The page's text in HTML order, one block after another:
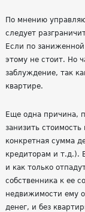
По мнению
следует
Если по
этому не стоит. Но
заблуждение, так
квартире.
Еще одна причина,
занизить
конкретная сумма
кредиторам и т.д.).
и как только
собственника к ее
недвижимости ему
денег, и без